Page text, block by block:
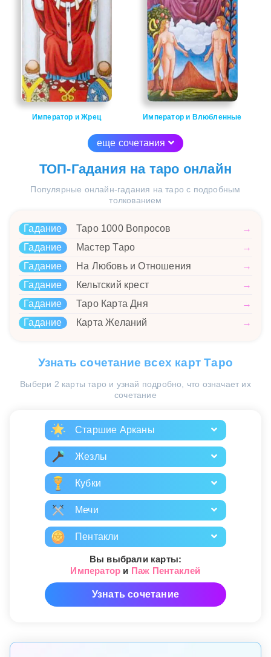
Император и Жрец Император и Влюбленные
еще сочетания
ТОП-Гадания на таро онлайн
Популярные онлайн-гадания на таро с подробным
толкованием
Гадание Таро 1000 Вопросов
→
Гадание
Мастер Таро
→
Гадание
На Любовь и Отношения
→
Гадание
Кельтский крест
→
Гадание
Таро Карта Дня
→
Гадание
Карта Желаний →
Узнать сочетание всех карт Таро
Выбери 2 карты таро и узнай подробно, что означает их
сочетание
Старшие Арканы
Жезлы
Кубки
Мечи
Пентакли
Вы выбрали карты:
Император и Паж Пентаклей
Узнать сочетание